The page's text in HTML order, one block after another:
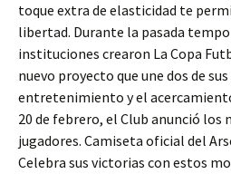
toque extra de elasticidad te
libertad. Durante la pasada
instituciones crearon La Copa
nuevo proyecto que une dos de
entretenimiento y el
20 de febrero, el Club anunció los
jugadores. Camiseta oficial del
Celebra sus victorias con estos